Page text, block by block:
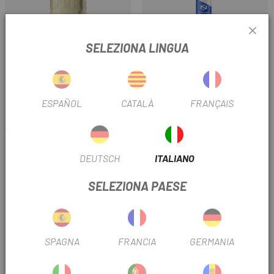
SANTA MADRE CARBOFUEL
45CHO 832G (16 DOSI)
Prezzo
MAGNESIO NUTRINOVEX
250MG
SELEZIONA LINGUA
ESPAÑOL CATALÀ FRANÇAIS
DEUTSCH ITALIANO
SELEZIONA PAESE
SPAGNA FRANCIA GERMANIA